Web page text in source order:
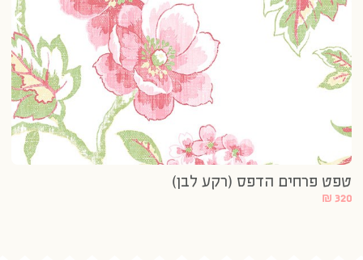
טפט פרחים הדפס (רקע לבן)
₪ 320